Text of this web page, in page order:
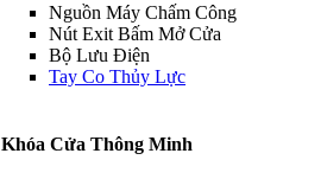
Nguồn Máy Chấm Công
Nút Exit Bấm Mở Cửa
Bộ Lưu Điện
Tay Co Thủy Lực
Khóa Cửa Thông Minh